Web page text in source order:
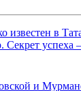
известен в
Секрет